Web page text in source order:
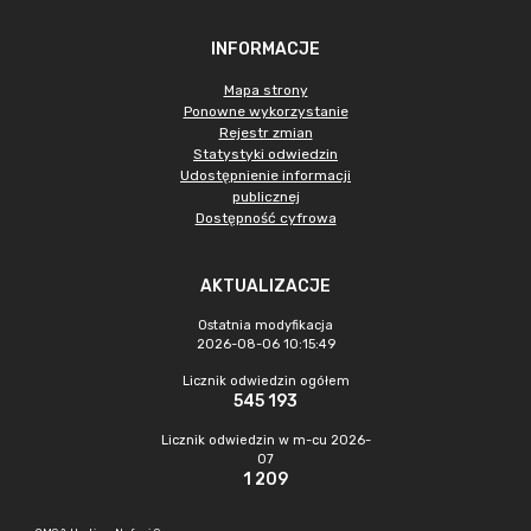
INFORMACJE
Mapa strony
Ponowne wykorzystanie
Rejestr zmian
Statystyki odwiedzin
Udostępnienie informacji
publicznej
Dostępność cyfrowa
AKTUALIZACJE
Ostatnia modyfikacja
2026-08-06 10:15:49
Licznik odwiedzin ogółem
545 193
Licznik odwiedzin w m-cu 2026-
07
1 209